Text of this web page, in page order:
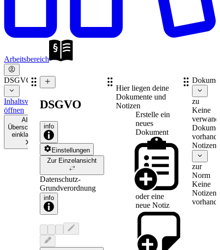
Arbeitsbereich
DSGVO
Inhaltsverzeichnis
öffnen
Alle
Überschriften
einklappen
DSGVO
info
Einstellungen
Zur Einzelansicht
Datenschutz-
Grundverordnung
info
Hier liegen deine
Dokumente und
Notizen
Erstelle ein
neues
Dokument
oder eine
neue Notiz
zu
Keine
Notizen
zur
Norm
Keine
Notizen